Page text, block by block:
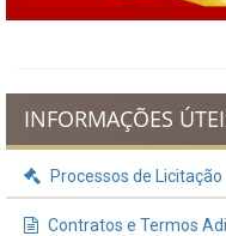
INFORMAÇÕES
Processos de Licitação
Contratos e Termos